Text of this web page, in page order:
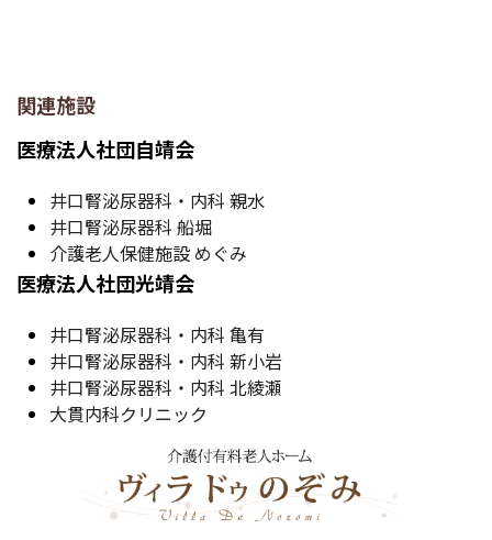
関連施設
医療法人社団自靖会
井口腎泌尿器科・内科 親水
井口腎泌尿器科 船堀
介護老人保健施設 めぐみ
医療法人社団光靖会
井口腎泌尿器科・内科 亀有
井口腎泌尿器科・内科 新小岩
井口腎泌尿器科・内科 北綾瀬
大貫内科クリニック